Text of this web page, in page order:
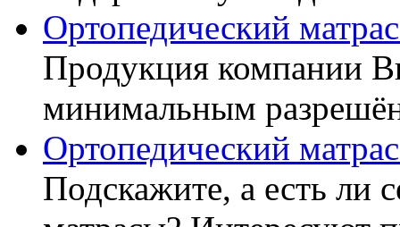
Ортопедический
Продукция компании
минимальным
Ортопедический
Подскажите, а есть ли